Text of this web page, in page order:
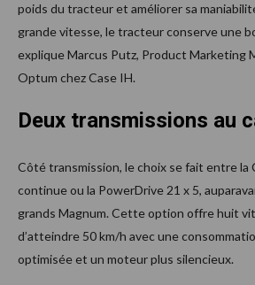
poids du tracteur et améliorer sa
grande vitesse, le tracteur conserve une
explique Marcus Putz, Product Marketing
Optum chez Case IH.
Deux transmissions au
Côté transmission, le choix se fait entre la
continue ou la PowerDrive 21 x 5,
grands Magnum. Cette option offre huit
d’atteindre 50 km/h avec une
optimisée et un moteur plus silencieux.